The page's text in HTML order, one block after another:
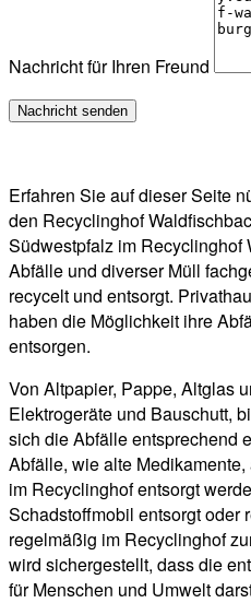
Nachricht für Ihren Freund
Erfahren Sie auf dieser Seite
den Recyclinghof
Südwestpfalz im Recyclinghof
Abfälle und diverser Müll
recycelt und entsorgt.
haben die Möglichkeit ihre
entsorgen.
Von Altpapier, Pappe, Altglas
Elektrogeräte und Bauschutt,
sich die Abfälle entsprechend
Abfälle, wie alte
im Recyclinghof entsorgt
Schadstoffmobil entsorgt oder
regelmäßig im Recyclinghof
wird sichergestellt, dass die
für Menschen und Umwelt